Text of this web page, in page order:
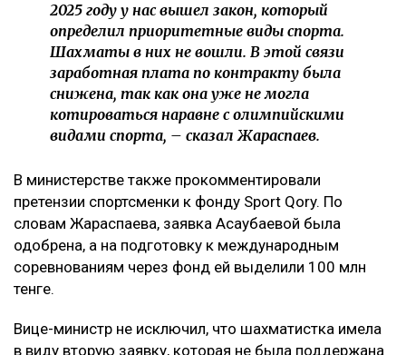
2025 году у нас вышел закон, который
определил приоритетные виды спорта.
Шахматы в них не вошли. В этой связи
заработная плата по контракту была
снижена, так как она уже не могла
котироваться наравне с олимпийскими
видами спорта, – сказал Жараспаев.
В министерстве также прокомментировали
претензии спортсменки к фонду Sport Qory. По
словам Жараспаева, заявка Асаубаевой была
одобрена, а на подготовку к международным
соревнованиям через фонд ей выделили 100 млн
тенге.
Вице-министр не исключил, что шахматистка имела
в виду вторую заявку, которая не была поддержана